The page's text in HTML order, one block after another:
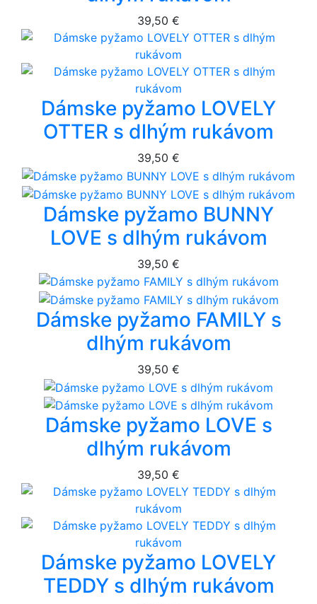
39,50 €
Dámske pyžamo LOVELY
OTTER s dlhým rukávom
39,50 €
Dámske pyžamo BUNNY
LOVE s dlhým rukávom
39,50 €
Dámske pyžamo FAMILY s
dlhým rukávom
39,50 €
Dámske pyžamo LOVE s
dlhým rukávom
39,50 €
Dámske pyžamo LOVELY
TEDDY s dlhým rukávom